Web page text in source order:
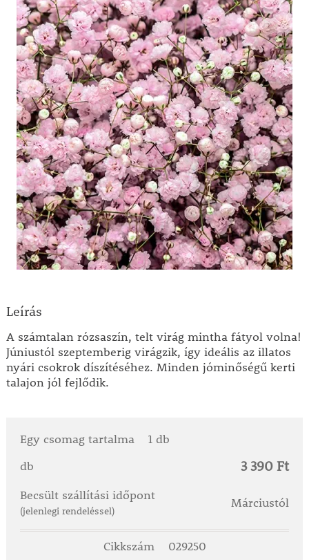
Leírás
A számtalan rózsaszín, telt virág mintha fátyol volna!
Júniustól szeptemberig virágzik, így ideális az illatos
nyári csokrok díszítéséhez. Minden jóminőségű kerti
talajon jól fejlődik.
Egy csomag tartalma
1 db
db
3 390 Ft
Becsült szállítási időpont
(jelenlegi rendeléssel)
Márciustól
Cikkszám 029250